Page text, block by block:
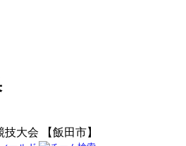
大会 【飯田市】